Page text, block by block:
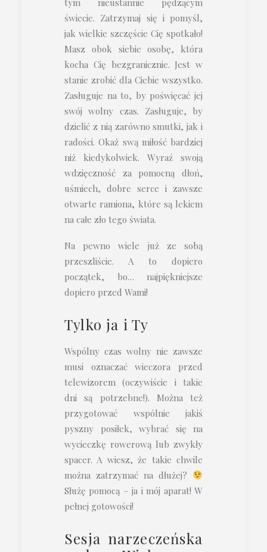
świecie. Zatrzymaj się i pomyśl,
jak wielkie szczęście Cię spotkało!
Masz obok siebie osobę, która
kocha Cię bezgranicznie. Jest w
stanie zrobić dla Ciebie wszystko.
Zasługuje na to, by poświęcać jej
swój wolny czas. Zasługuje, by
dzielić z nią zarówno smutki, jak i
radości. Okaż swą miłość bardziej
niż kiedykolwiek. Wyraź swoją
wdzięczność za pomocną dłoń,
uśmiech, dobre serce i zawsze
otwarte ramiona, które są lekiem
na całe zło tego świata.
Na pewno wiele już ze sobą
przeszliście. A to dopiero
początek, bo… najpiękniejsze
dopiero przed Wami!
Tylko ja i Ty
Wspólny czas wolny nie zawsze
musi oznaczać wieczora przed
telewizorem (oczywiście i takie
dni są potrzebne!). Można też
przygotować wspólnie jakiś
pyszny posiłek, wybrać się na
wycieczkę rowerową lub zwykły
spacer. A wiesz, że takie chwile
można zatrzymać na dłużej?
Służę pomocą – ja i mój aparat! W
pełnej gotowości!
Sesja narzeczeńska